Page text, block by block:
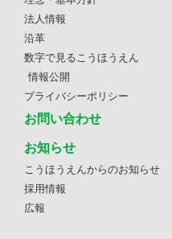
法人情報
沿革
数字で見るこうほうえん
情報公開
プライバシーポリシー
お問い合わせ
お知らせ
こうほうえんからのお知らせ
採用情報
広報